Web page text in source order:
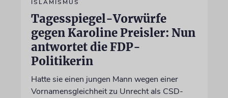
ISLAMISMUS
Tagesspiegel-Vorwürfe
gegen Karoline Preisler: Nun
antwortet die FDP-
Politikerin
Hatte sie einen jungen Mann wegen einer
Vornamensgleichheit zu Unrecht als CSD-